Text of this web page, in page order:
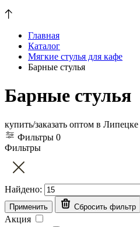
Главная
Каталог
Мягкие стулья для кафе
Барные стулья
Барные стулья
купить/заказать оптом в Липецке
Фильтры 0
Фильтры
Найдено:
Применить Сбросить фильтр
Акция